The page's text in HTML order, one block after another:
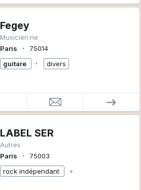
Fegey
Musicien.ne
Paris
∙
75014
guitare
∙ divers
LABEL SER
Autres
Paris
∙
75003
rock indépendant
+